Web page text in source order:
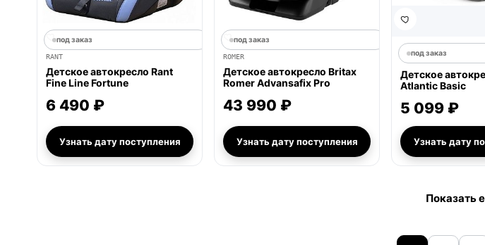
под заказ
RANT
Детское автокресло Rant
Fine Line Fortune
6 490 ₽
Узнать дату поступления
под заказ
ROMER
Детское автокресло Britax
Romer Advansafix Pro
43 990 ₽
Узнать дату поступления
под заказ
Детское
Atlantic Basic
5 099 ₽
Узнать дату
Показать